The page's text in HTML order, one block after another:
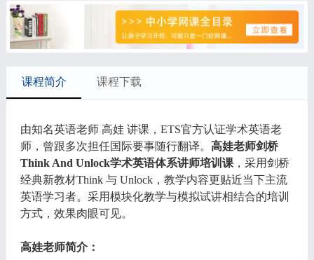
课程简介 课程下载
由知名英语老师 高娃 讲课，ETS官方认证学术英语老
师，曾跟多次担任国际要事随行翻译。 高娃老师剑桥
Think And Unlock学术英语体系讲师培训课，采用剑桥
经典新教材Think 与 Unlock，教学内容更贴近当下主流
英语学习者。采用模块化教学与模拟试讲相结合的培训
方式，效果肉眼可见。
高娃老师简介：